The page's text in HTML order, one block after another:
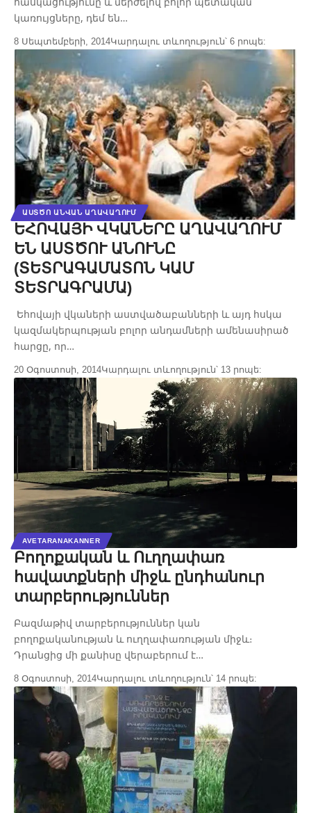
կառույցները, դեմ են…
8 Սեպտեմբերի, 2014Կարդալու տևողություն՝ 6 րոպե:
ԱՍՏԾՈ ԱՆՎԱՆ ԱՂԱՎԱՂՈՒՄ
ԵՀՈՎԱՅԻ ՎԿԱՆԵՐԸ ԱՂԱՎԱՂՈՒՄ
ԵՆ ԱՍՏԾՈՒ ԱՆՈՒՆԸ
(ՏԵՏՐԱԳԱՄԱՏՈՆ ԿԱՄ
ՏԵՏՐԱԳՐԱՄԱ)
Եհովայի վկաների աստվածաբանների և այդ հսկա
կազմակերպության բոլոր անդամների ամենասիրած
հարցը, որ…
20 Օգոստոսի, 2014Կարդալու տևողություն՝ 13 րոպե:
AVETARANAKANNER
Բողոքական և Ուղղափառ
հավատքների միջև ընդհանուր
տարբերություններ
Բազմաթիվ տարբերություններ կան
բողոքականության և ուղղափառության միջև։
Դրանցից մի քանիսը վերաբերում է…
8 Օգոստոսի, 2014Կարդալու տևողություն՝ 14 րոպե: